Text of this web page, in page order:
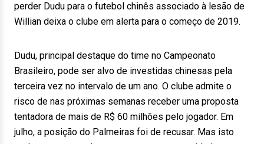
perder Dudu para o futebol chinês associado à lesão de
Willian deixa o clube em alerta para o começo de 2019.
Dudu, principal destaque do time no Campeonato
Brasileiro, pode ser alvo de investidas chinesas pela
terceira vez no intervalo de um ano. O clube admite o
risco de nas próximas semanas receber uma proposta
tentadora de mais de R$ 60 milhões pelo jogador. Em
julho, a posição do Palmeiras foi de recusar. Mas isto